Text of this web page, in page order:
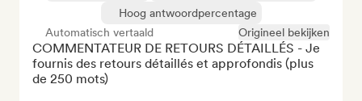
Hoog antwoordpercentage
Automatisch vertaald
Origineel bekijken
COMMENTATEUR DE RETOURS DÉTAILLÉS - Je
fournis des retours détaillés et approfondis (plus
de 250 mots)